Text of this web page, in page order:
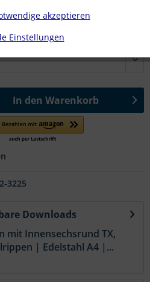
In den Warenkorb
3225
Downloads
mit Innensechsrund TX,
| Edelstahl A4 |...
Einstellungen
akzeptieren